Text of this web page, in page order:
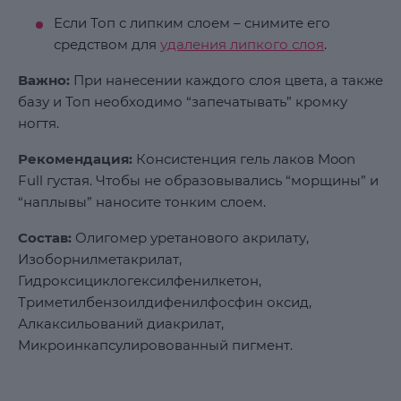
Если Топ с липким слоем – снимите его
средством для удаления липкого слоя.
Важно: При нанесении каждого слоя цвета, а также
базу и Топ необходимо “запечатывать” кромку
ногтя.
Рекомендация: Консистенция гель лаков Moon
Full густая. Чтобы не образовывались “морщины” и
“наплывы” наносите тонким слоем.
Состав: Олигомер уретанового акрилату,
Изоборнилметакрилат,
Гидроксициклогексилфенилкетон,
Триметилбензоилдифенилфосфин оксид,
Алкаксильований диакрилат,
Микроинкапсулировованный пигмент.